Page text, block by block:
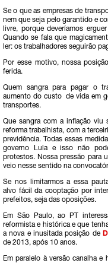
Se o que as empresas de
nem que seja pelo garantido e
livre, porque deveríamos
Quando se fala que
ler: os trabalhadores seguirão
Por esse motivo, nossa
ferida.
Quem sangra para pagar o
aumento do custo de vida em
transportes.
Que sangra com a inflação viu
reforma trabalhista, com a
previdência. Todas essas
governo Lula e isso não
protestos. Nossa pressão para
veio nesse sentido na
Se nos limitarmos a essa
alvo fácil da cooptação por
prefeitos, seja das oposições.
Em São Paulo, ao PT
reformista e histórica e que
a nova e inusitada posição de
de 2013, após 10 anos.
Em paralelo à versão canalha